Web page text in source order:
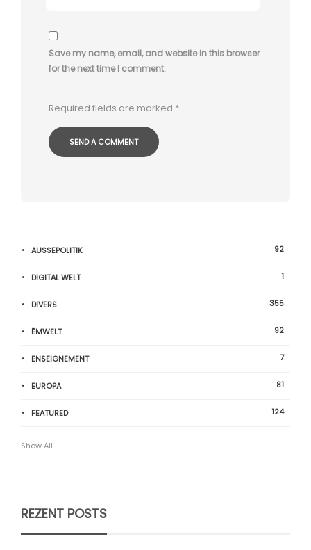
Save my name, email, and website in this browser
for the next time I comment.
Required fields are marked *
AUSSEPOLITIK 92
DIGITAL WELT 1
DIVERS 355
ËMWELT 92
ENSEIGNEMENT 7
EUROPA 81
FEATURED 124
Show All
REZENT POSTS